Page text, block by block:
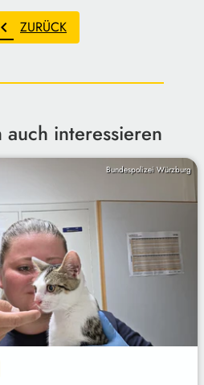
chevron_left ZURÜCK
interessieren
Bundespolizei Würzburg